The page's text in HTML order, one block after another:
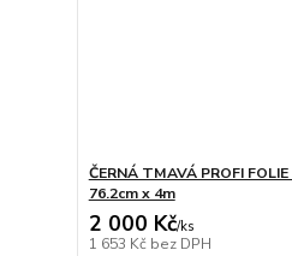
ČERNÁ TMAVÁ PROFI
76.2cm x 4m
2 000 Kč/ks
1 653 Kč bez DPH